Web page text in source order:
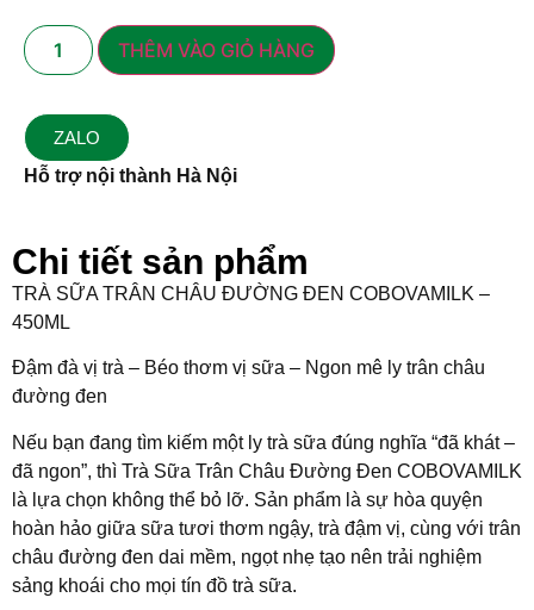
THÊM VÀO GIỎ HÀNG
ZALO
Hỗ trợ nội thành Hà Nội
Chi tiết sản phẩm
TRÀ SỮA TRÂN CHÂU ĐƯỜNG ĐEN COBOVAMILK –
450ML
Đậm đà vị trà – Béo thơm vị sữa – Ngon mê ly trân châu
đường đen
Nếu bạn đang tìm kiếm một ly trà sữa đúng nghĩa “đã khát –
đã ngon”, thì Trà Sữa Trân Châu Đường Đen COBOVAMILK
là lựa chọn không thể bỏ lỡ. Sản phẩm là sự hòa quyện
hoàn hảo giữa sữa tươi thơm ngậy, trà đậm vị, cùng với trân
châu đường đen dai mềm, ngọt nhẹ tạo nên trải nghiệm
sảng khoái cho mọi tín đồ trà sữa.